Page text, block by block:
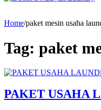
Home/paket mesin usaha
Tag: paket
PAKET USAHA